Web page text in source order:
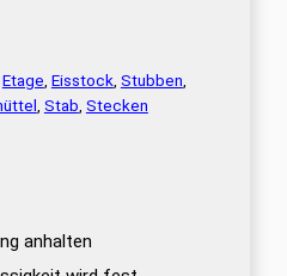
Etage Eisstock Stubben
Stab Stecken
anhalten